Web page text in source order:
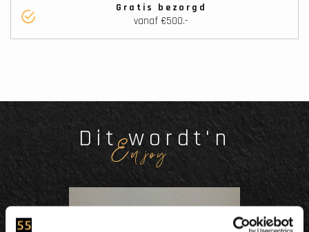
Gratis bezorgd
vanaf €500.-
Dit wordt'n
Enjoy